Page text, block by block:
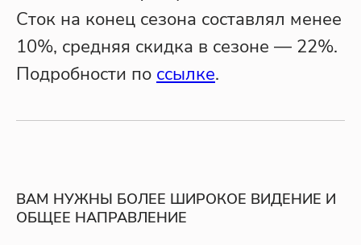
Сток на конец сезона составлял менее
10%, средняя скидка в сезоне — 22%.
Подробности по ссылке.
ВАМ НУЖНЫ БОЛЕЕ ШИРОКОЕ ВИДЕНИЕ И
ОБЩЕЕ НАПРАВЛЕНИЕ